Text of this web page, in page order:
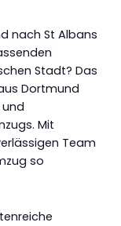
nach St Albans
Stadt? Das
Dortmund
Mit
Team
so